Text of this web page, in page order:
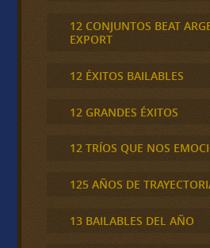
12 CONJUNTOS BEAT
EXPORT
12 ÉXITOS BAILABLES
12 GRANDES ÉXITOS
12 TRÍOS QUE NOS
125 AÑOS DE
13 BAILABLES DEL AÑO